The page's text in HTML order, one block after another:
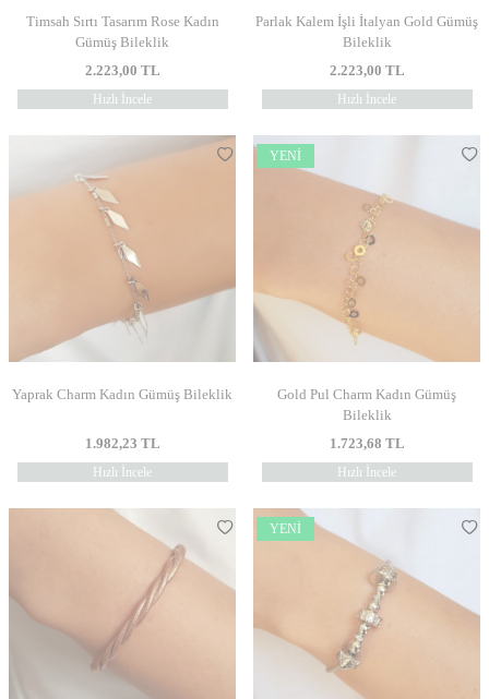
Timsah Sırtı Tasarım Rose Kadın
Gümüş Bileklik
2.223,00 TL
Hızlı İncele
Parlak Kalem İşli İtalyan Gold Gümüş
Bileklik
2.223,00 TL
Hızlı İncele
Yaprak Charm Kadın Gümüş Bileklik
1.982,23 TL
Hızlı İncele
YENI
Gold Pul Charm Kadın Gümüş
Bileklik
1.723,68 TL
Hızlı İncele
YENI